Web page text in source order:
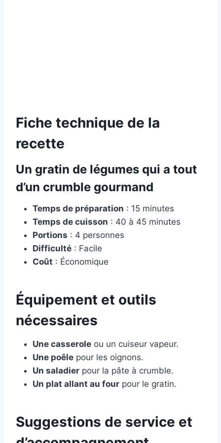
Fiche technique de la
recette
Un gratin de légumes qui a tout
d’un crumble gourmand
Temps de préparation : 15 minutes
Temps de cuisson : 40 à 45 minutes
Portions : 4 personnes
Difficulté : Facile
Coût : Économique
Équipement et outils
nécessaires
Une casserole ou un cuiseur vapeur.
Une poêle pour les oignons.
Un saladier pour la pâte à crumble.
Un plat allant au four pour le gratin.
Suggestions de service et